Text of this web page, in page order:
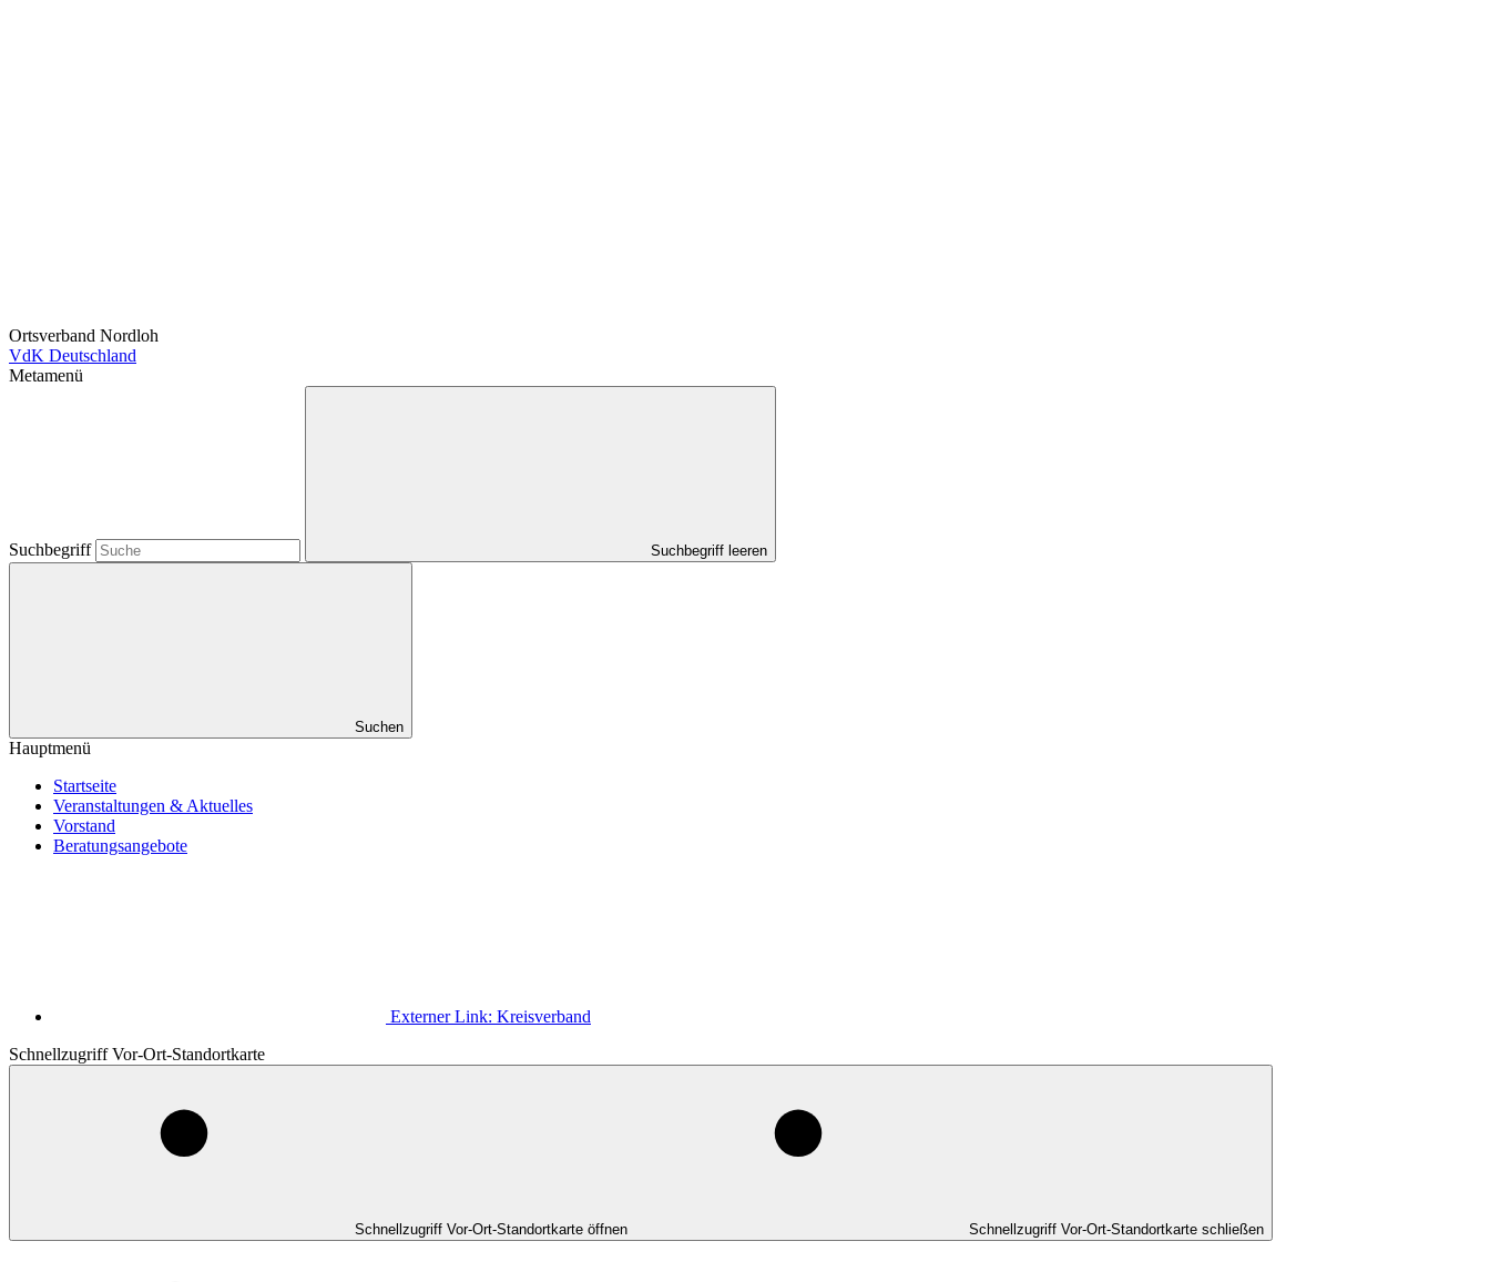
Ortsverband Nordloh
VdK Deutschland
Metamenü
Suchbegriff Suchbegriff leeren
Suchen
Hauptmenü
Startseite
Veranstaltungen & Aktuelles
Vorstand
Beratungsangebote
Externer Link: Kreisverband
Schnellzugriff Vor-Ort-Standortkarte
Schnellzugriff Vor-Ort-Standortkarte öffnen Schnellzugriff Vor-Ort-Standortkarte schließen